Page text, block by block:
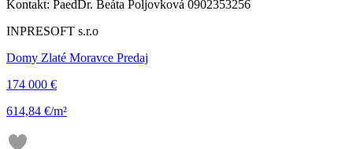
Kontakt: PaedDr. Beáta Poljovková 0902353256
INPRESOFT s.r.o
Domy Zlaté Moravce Predaj
174 000 €
614,84 €/m²